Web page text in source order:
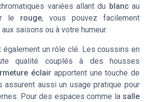
variées allant du blancau
le rouge, vous pouvez facilement
saisons ou à votre humeur.
également un rôle clé. Les coussins en
qualité couplés à des housses
éclair apportent une touche de
assurent aussi un usage pratique pour
Pour des espaces comme la salle